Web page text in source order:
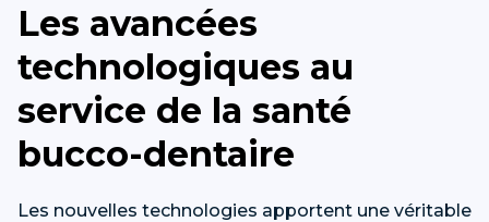
Les avancées
technologiques au
service de la santé
bucco-dentaire
Les nouvelles technologies apportent une véritable